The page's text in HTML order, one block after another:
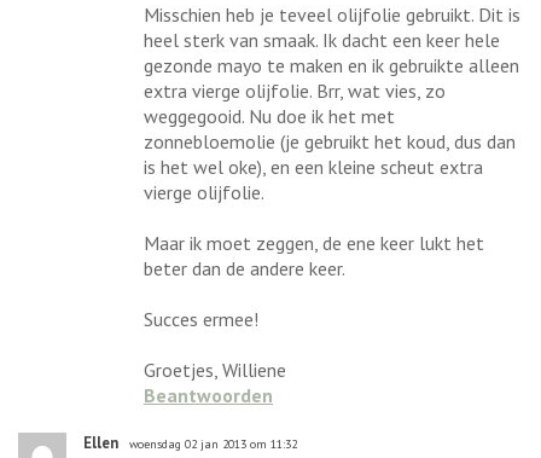
Misschien heb je teveel olijfolie gebruikt. Dit is
heel sterk van smaak. Ik dacht een keer hele
gezonde mayo te maken en ik gebruikte alleen
extra vierge olijfolie. Brr, wat vies, zo
weggegooid. Nu doe ik het met
zonnebloemolie (je gebruikt het koud, dus dan
is het wel oke), en een kleine scheut extra
vierge olijfolie.
Maar ik moet zeggen, de ene keer lukt het
beter dan de andere keer.
Succes ermee!
Groetjes, Williene
Beantwoorden
Ellen woensdag 02 jan 2013 om 11:32